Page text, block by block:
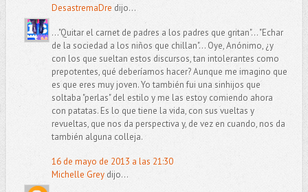
DesastremaDre dijo...
..."Quitar el carnet de padres a los padres que gritan"... "Echar
de la sociedad a los niños que chillan"... Oye, Anónimo, ¿y
con los que sueltan estos discursos, tan intolerantes como
prepotentes, qué deberíamos hacer? Aunque me imagino que
es que eres muy joven. Yo también fui una sinhijos que
soltaba "perlas" del estilo y me las estoy comiendo ahora
con patatas. Es lo que tiene la vida, con sus vueltas y
revueltas, que nos da perspectiva y, de vez en cuando, nos da
también alguna colleja.
16 de mayo de 2013 a las 21:30
Michelle Greydijo...